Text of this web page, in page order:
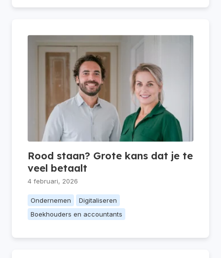
Rood staan? Grote kans dat je te
veel betaalt
4 februari, 2026
Ondernemen
Digitaliseren
Boekhouders en accountants